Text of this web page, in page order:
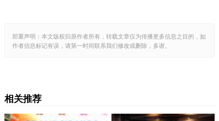
郑重声明：本文版权归原作者所有，转载文章仅为传播更多信息之目的，如
作者信息标记有误，请第一时间联系我们修改或删除，多谢。
相关推荐